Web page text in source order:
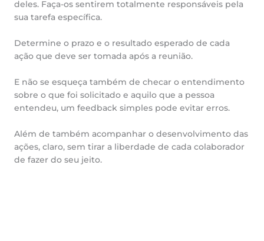
deles. Faça-os sentirem totalmente responsáveis pela
sua tarefa específica.
Determine o prazo e o resultado esperado de cada
ação que deve ser tomada após a reunião.
E não se esqueça também de checar o entendimento
sobre o que foi solicitado e aquilo que a pessoa
entendeu, um feedback simples pode evitar erros.
Além de também acompanhar o desenvolvimento das
ações, claro, sem tirar a liberdade de cada colaborador
de fazer do seu jeito.